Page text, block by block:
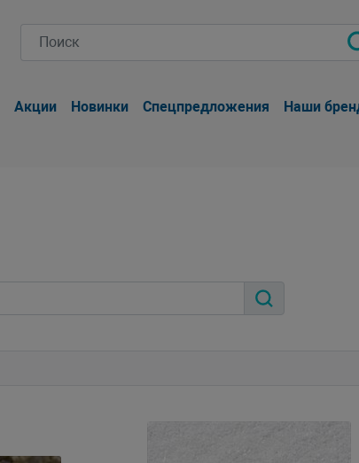
Акции Новинки Спецпредложения Наши